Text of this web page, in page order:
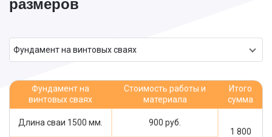
размеров
Фундамент на винтовых сваях
Фундамент на
винтовых сваях
Стоимость работы и
материала
Итого
сумма
Длина сваи 1500 мм.
900 руб.
1 800